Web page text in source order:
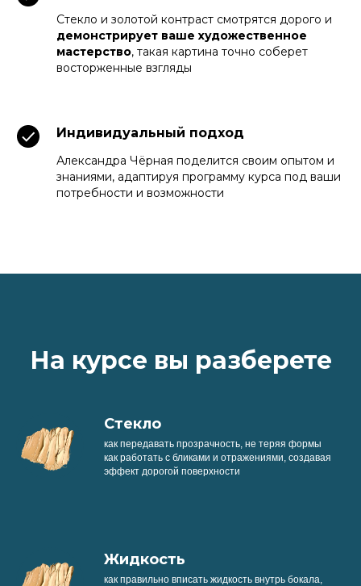
Стекло и золотой контраст смотрятся дорого и
демонстрирует ваше художественное
мастерство, такая картина точно соберет
восторженные взгляды
Индивидуальный подход
Александра Чёрная поделится своим опытом и
знаниями, адаптируя программу курса под ваши
потребности и возможности
На курсе вы разберете
Стекло
как передавать прозрачность, не теряя формы
как работать с бликами и отражениями, создавая
эффект дорогой поверхности
Жидкость
как правильно вписать жидкость внутрь бокала,